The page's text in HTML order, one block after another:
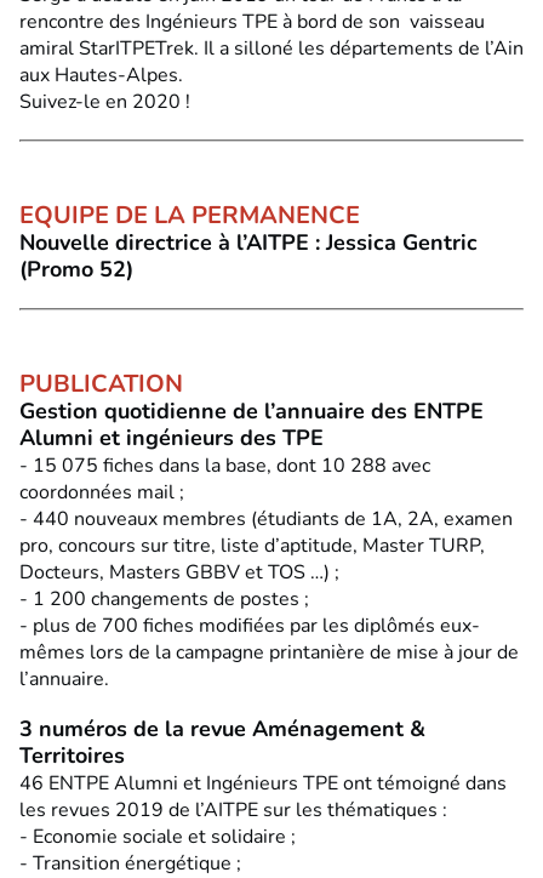
rencontre des Ingénieurs TPE à bord de son vaisseau
amiral StarITPETrek. Il a silloné les départements de l’Ain
aux Hautes-Alpes.
Suivez-le en 2020 !
EQUIPE DE LA PERMANENCE
Nouvelle directrice à l’AITPE : Jessica Gentric
(Promo 52)
PUBLICATION
Gestion quotidienne de l’annuaire des ENTPE
Alumni et ingénieurs des TPE
- 15 075 fiches dans la base, dont 10 288 avec
coordonnées mail ;
- 440 nouveaux membres (étudiants de 1A, 2A, examen
pro, concours sur titre, liste d’aptitude, Master TURP,
Docteurs, Masters GBBV et TOS …) ;
- 1 200 changements de postes ;
- plus de 700 fiches modifiées par les diplômés eux-
mêmes lors de la campagne printanière de mise à jour de
l’annuaire.
3 numéros de la revue Aménagement &
Territoires
46 ENTPE Alumni et Ingénieurs TPE ont témoigné dans
les revues 2019 de l’AITPE sur les thématiques :
- Economie sociale et solidaire ;
- Transition énergétique ;